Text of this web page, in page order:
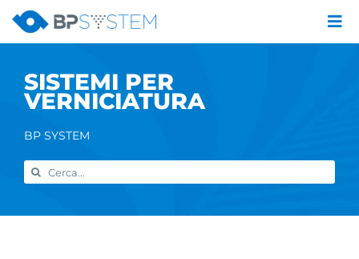
Salta
contenuto
Catalogo prodotti
Servizi
Home
SISTEMI PER
VERNICIATURA
BP SYSTEM
Cerca
per: